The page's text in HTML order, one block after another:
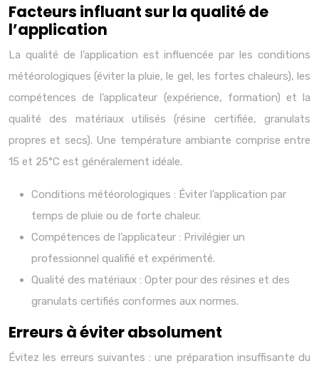
Facteurs influant sur la qualité de
l’application
La qualité de l’application est influencée par les conditions
météorologiques (éviter la pluie, le gel, les fortes chaleurs), les
compétences de l’applicateur (expérience, formation) et la
qualité des matériaux utilisés (résine certifiée, granulats
propres et secs). Une température ambiante comprise entre
15 et 25°C est généralement idéale.
Conditions météorologiques : Éviter l’application par
temps de pluie ou de forte chaleur.
Compétences de l’applicateur : Privilégier un
professionnel qualifié et expérimenté.
Qualité des matériaux : Opter pour des résines et des
granulats certifiés conformes aux normes.
Erreurs à éviter absolument
Évitez les erreurs suivantes : une préparation insuffisante du